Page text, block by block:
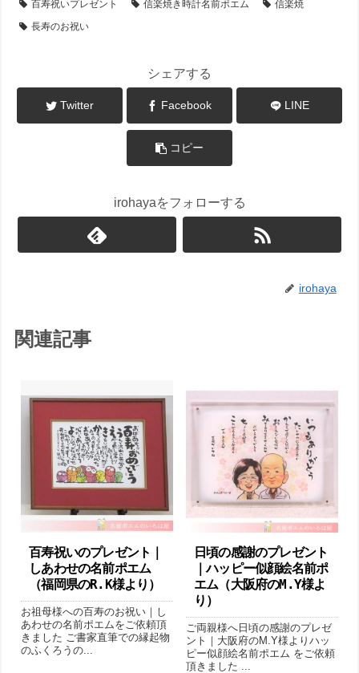
百寿祝いプレゼント 信楽焼き時計名前ポエム
信楽焼
長寿のお祝い
シェアする
Twitter Facebook LINE
コピー
irohayaをフォローする
irohaya
関連記事
百寿祝いのプレゼント｜
しあわせの名前ポエム
（福岡県のR.K様より ）
お祖母様への百寿のお祝い｜し
あわせの名前ポエムをご依頼頂
きました ご書家直筆での縁起物
のふくろうの...
日頃の感謝のプレゼント
｜ハッピー似顔絵名前ポ
エム（大阪府のM.Y様よ
り ）
ご両親様へ日頃の感謝のプレゼ
ント｜大阪府のM.Y様よりハッ
ピー似顔絵名前ポエム をご依頼
頂きました ...